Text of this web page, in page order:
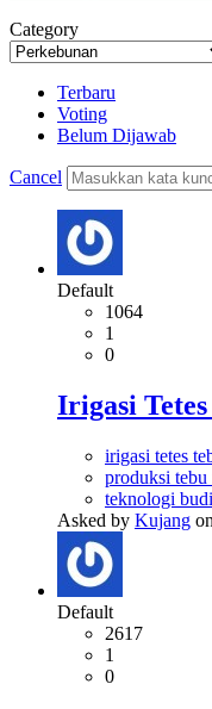
Category
Terbaru
Voting
Belum Dijawab
Cancel
Default
1064
1
0
Irigasi
irigasi tetes
produksi tebu
teknologi
Asked by Kujang
Default
2617
1
0